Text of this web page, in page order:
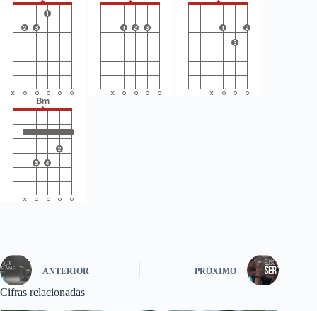
ANTERIOR PRÓXIMO
Cifras relacionadas